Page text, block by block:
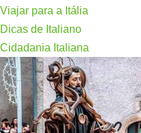
Viajar para a Itália
Dicas de Italiano
Cidadania Italiana